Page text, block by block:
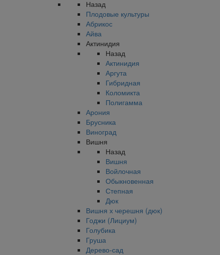
Назад
Плодовые культуры
Абрикос
Айва
Актинидия
Назад
Актинидия
Аргута
Гибридная
Коломикта
Полигамма
Арония
Брусника
Виноград
Вишня
Назад
Вишня
Войлочная
Обыкновенная
Степная
Дюк
Вишня х черешня (дюк)
Годжи (Лициум)
Голубика
Груша
Дерево-сад